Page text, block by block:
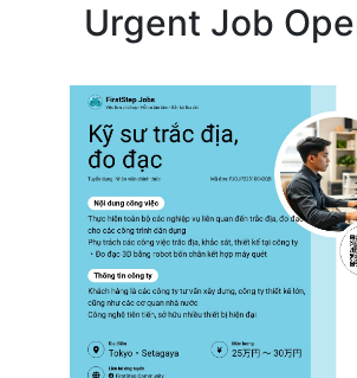
Urgent Job